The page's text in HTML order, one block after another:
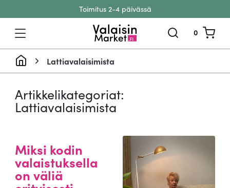
Toimitus 2-4 päivässä
Siirry sisältöön 0
Lattiavalaisimista
Artikkelikategoriat:
Lattiavalaisimista
Miksi kodin
valaistuksella
on väliä